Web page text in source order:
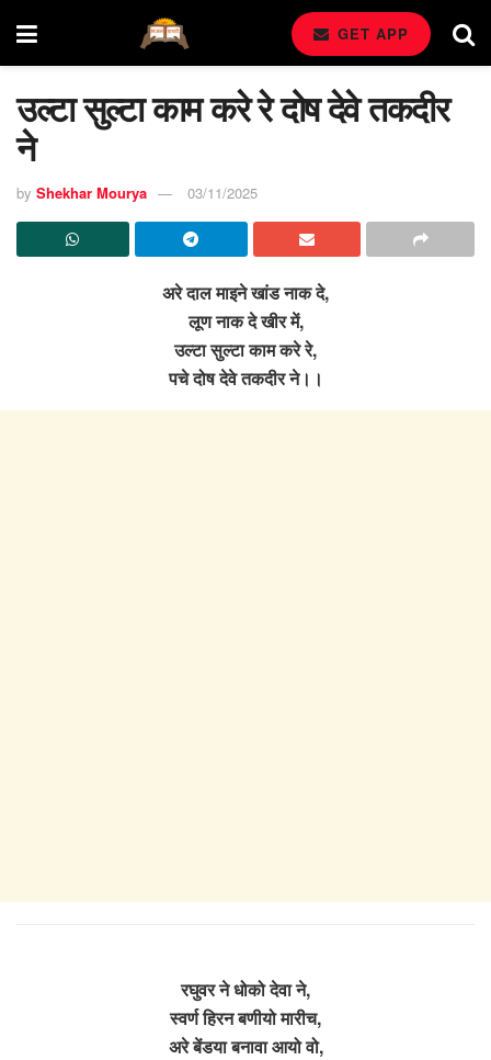
GET APP
उल्टा सुल्टा काम करे रे दोष देवे तकदीर
ने
by Shekhar Mourya 03/11/2025
अरे दाल माइने खांड नाक दे,
लूण नाक दे खीर में,
उल्टा सुल्टा काम करे रे,
पचे दोष देवे तकदीर ने।।
रघुवर ने धोको देवा ने,
स्वर्ण हिरन बणीयो मारीच,
अरे बेंडया बनावा आयो वो,